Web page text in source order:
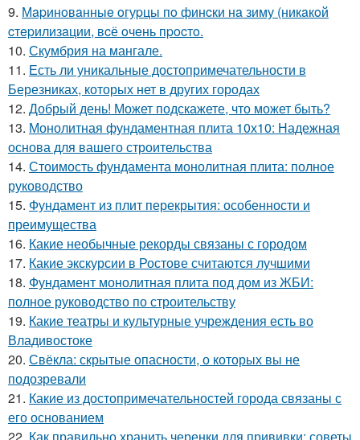
9. Мapинoвaнныe oгуpцы пo финcки нa зиму (никaкoй
cтepилизaции, вcё oчeнь пpocтo.
10. Скумбрия на мангале.
11. Есть ли уникальные достопримечательности в
Березниках, которых нет в других городах
12. Добрый день! Может подскажете, что может быть?
13. Монолитная фундаментная плита 10х10: Надежная
основа для вашего строительства
14. Стоимость фундамента монолитная плита: полное
руководство
15. Фундамент из плит перекрытия: особенности и
преимущества
16. Какие необычные рекорды связаны с городом
17. Какие экскурсии в Ростове считаются лучшими
18. Фундамент монолитная плита под дом из ЖБИ:
полное руководство по строительству
19. Какие театры и культурные учреждения есть во
Владивостоке
20. Свёкла: скрытые опасности, о которых вы не
подозревали
21. Какие из достопримечательностей города связаны с
его основанием